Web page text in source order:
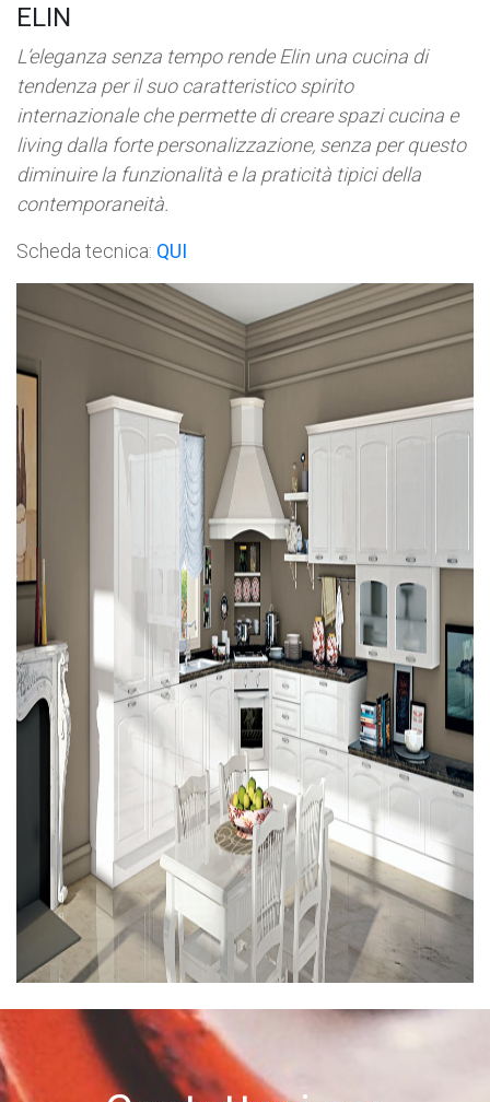
ELIN
L’eleganza senza tempo rende Elin una cucina di
tendenza per il suo caratteristico spirito
internazionale che permette di creare spazi cucina e
living dalla forte personalizzazione, senza per questo
diminuire la funzionalità e la praticità tipici della
contemporaneità.
Scheda tecnica: QUI